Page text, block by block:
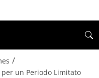
/
un Periodo Limitato